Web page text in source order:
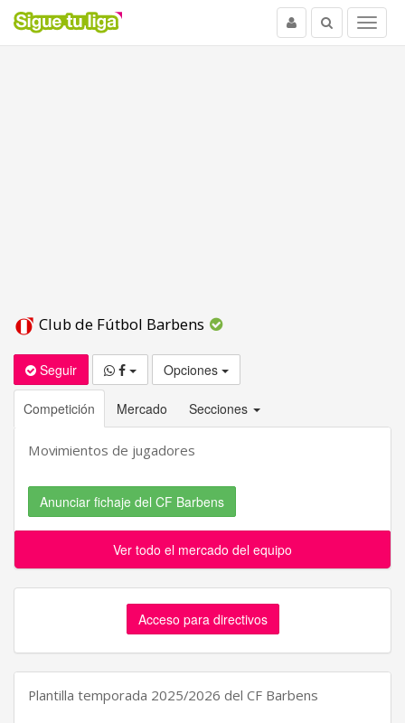
Menu
Buscar
Usuario
Club de Fútbol Barbens
Seguir Opciones
Competición Mercado Secciones
Movimientos de jugadores
Anunciar fichaje del CF Barbens
Ver todo el mercado del equipo
Acceso para directivos
Plantilla temporada 2025/2026 del CF Barbens